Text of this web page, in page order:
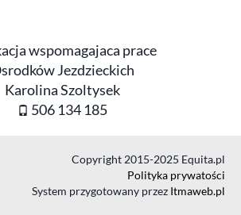
wspomagajaca prace
Jezdzieckich
Karolina Szoltysek
506 134 185
Copyright 2015-2025 Equita.pl
Polityka prywatości
System przygotowany przez Itmaweb.pl